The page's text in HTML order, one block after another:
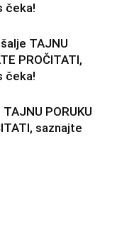
čeka!
TAJNU
PROČITATI,
čeka!
PORUKU
saznajte